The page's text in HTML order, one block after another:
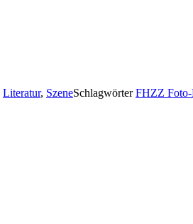
Literatur, SzeneSchlagwörterFHZZ Foto-